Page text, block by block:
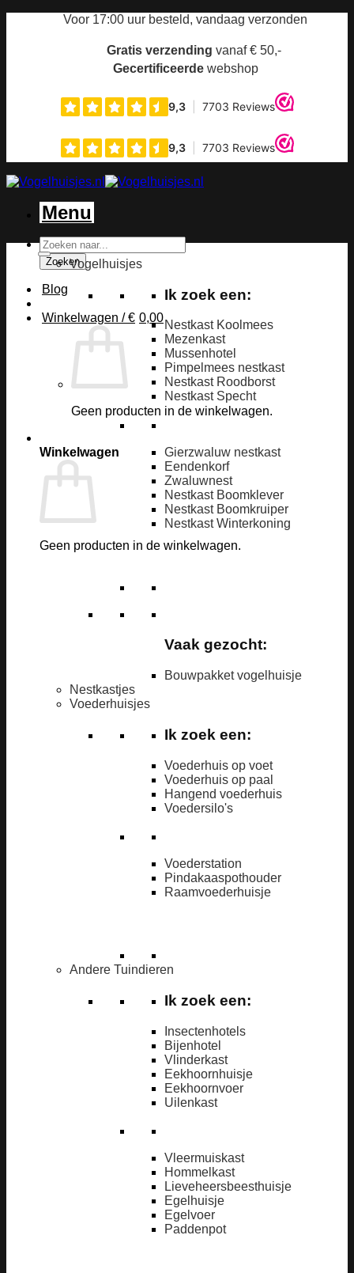
Voor 17:00 uur besteld, vandaag verzonden
Gratis verzending vanaf € 50,-
Gecertificeerdewebshop
Menu
Producten
zoeken
Zoeken
Blog
Winkelwagen /€ 0,00
Geen producten in de winkelwagen.
Winkelwagen
Geen producten in de winkelwagen.
Vogelhuisjes
Ik zoek een:
Nestkast Koolmees
Mezenkast
Mussenhotel
Pimpelmees nestkast
Nestkast Roodborst
Nestkast Specht
Gierzwaluw nestkast
Eendenkorf
Zwaluwnest
Nestkast Boomklever
Nestkast Boomkruiper
Nestkast Winterkoning
Vaak gezocht:
Bouwpakket vogelhuisje
Nestkastjes
Voederhuisjes
Ik zoek een:
Voederhuis op voet
Voederhuis op paal
Hangend voederhuis
Voedersilo's
Voederstation
Pindakaaspothouder
Raamvoederhuisje
Andere Tuindieren
Ik zoek een:
Insectenhotels
Bijenhotel
Vlinderkast
Eekhoornhuisje
Eekhoornvoer
Uilenkast
Vleermuiskast
Hommelkast
Lieveheersbeesthuisje
Egelhuisje
Egelvoer
Paddenpot